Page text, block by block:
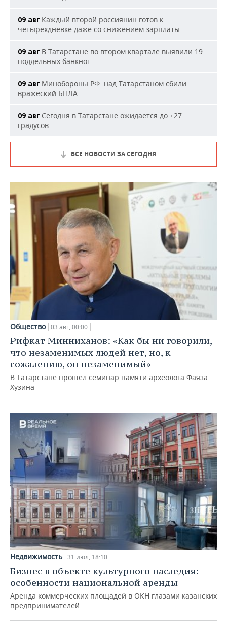
09 авг Каждый второй россиянин готов к
четырехдневке даже со снижением зарплаты
09 авг В Татарстане во втором квартале выявили 19
поддельных банкнот
09 авг Минобороны РФ: над Татарстаном сбили
вражеский БПЛА
09 авг Сегодня в Татарстане ожидается до +27
градусов
ВСЕ НОВОСТИ ЗА СЕГОДНЯ
Общество 03 авг, 00:00
Рифкат Минниханов: «Как бы ни говорили,
что незаменимых людей нет, но, к
сожалению, он незаменимый»
В Татарстане прошел семинар памяти археолога Фаяза
Хузина
Недвижимость 31 июл, 18:10
Бизнес в объекте культурного наследия:
особенности национальной аренды
Аренда коммерческих площадей в ОКН глазами казанских
предпринимателей